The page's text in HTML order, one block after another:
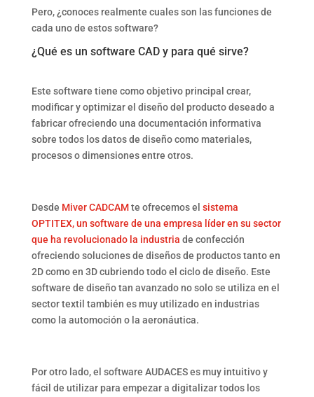
Pero, ¿conoces realmente cuales son las funciones de
cada uno de estos software?
¿Qué es un software CAD y para qué sirve?
Este software tiene como objetivo principal crear,
modificar y optimizar el diseño del producto deseado a
fabricar ofreciendo una documentación informativa
sobre todos los datos de diseño como materiales,
procesos o dimensiones entre otros.
Desde Miver CADCAMte ofrecemos el sistema
OPTITEX, un software de una empresa líder en su sector
que ha revolucionado la industria de confección
ofreciendo soluciones de diseños de productos tanto en
2D como en 3D cubriendo todo el ciclo de diseño. Este
software de diseño tan avanzado no solo se utiliza en el
sector textil también es muy utilizado en industrias
como la automoción o la aeronáutica.
Por otro lado, el software AUDACES es muy intuitivo y
fácil de utilizar para empezar a digitalizar todos los